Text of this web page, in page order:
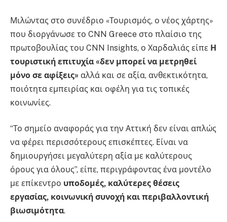
Μιλώντας στο συνέδριο «Τουρισμός, ο νέος χάρτης»
που διοργάνωσε το CNN Greece στο πλαίσιο της
πρωτοβουλίας του CNN Insights, ο Χαρδαλιάς είπε Η
τουριστική επιτυχία «δεν μπορεί να μετρηθεί
μόνο σε αφίξεις» αλλά και σε αξία, ανθεκτικότητα,
ποιότητα εμπειρίας και οφέλη για τις τοπικές
κοινωνίες.
“Το σημείο αναφοράς για την Αττική δεν είναι απλώς
να φέρει περισσότερους επισκέπτες. Είναι να
δημιουργήσει μεγαλύτερη αξία με καλύτερους
όρους για όλους”, είπε, περιγράφοντας ένα μοντέλο
με επίκεντρο υποδομές, καλύτερες θέσεις
εργασίας, κοινωνική συνοχή και περιβαλλοντική
βιωσιμότητα.